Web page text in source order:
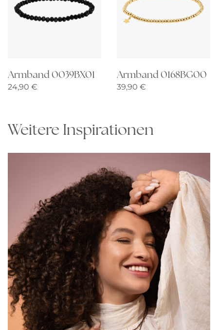
Armband 0039BX01
24,90 €
Armband 0168BG00
39,90 €
Weitere Inspirationen